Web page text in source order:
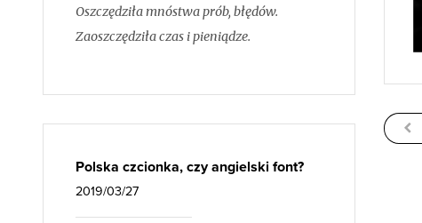
Oszczędziła mnóstwa prób, błędów.
Zaoszczędziła czas i pieniądze.
Polska czcionka, czy angielski font?
2019/03/27